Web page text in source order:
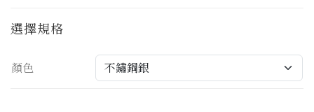
選擇規格
顏色